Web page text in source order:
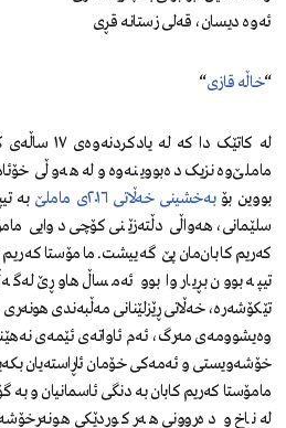
ئەوە دیسان، قەلی زستانە قڕی
“خاڵە قازی“
لە کاتێک دا کە لە
ماملێ‌وە نزیک دەبووینەوە و لە هەوڵی
بووین بۆبەخشینی خەڵاتی ٢٠١٦ی ماملێ
بە
سلێمانی، هەواڵی دڵتەزێنی کۆچی دوایی
کەریم کابان‌مان پێ گەییشت. مامۆستا
تێکۆشەرە، خەڵاتی ڕێزلێنانی مەڵبەندی
وەیشوومەی مەرگ، ئەم ئاواتەی ئێمەی
خۆشەویستی و ئەمەکی خۆمان ئاڕاستەیان
مامۆستا کەریم کابان بە دنگی ئاسمانیان و بە
لە ناخ و دەروونی هەر کوردێکی